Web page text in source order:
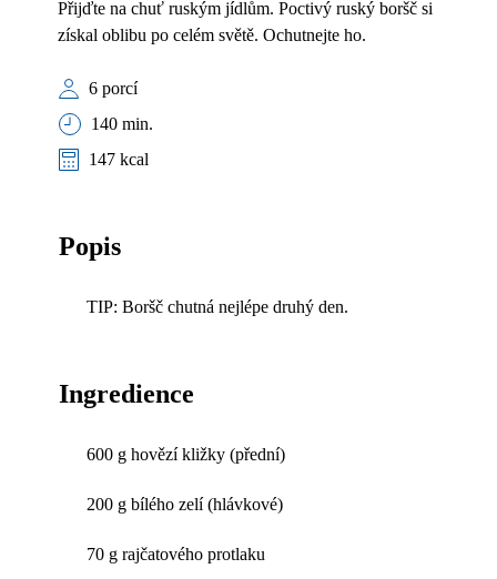
Přijďte na chuť ruským jídlům. Poctivý ruský boršč si
získal oblibu po celém světě. Ochutnejte ho.
6 porcí
140 min.
147 kcal
Popis
TIP: Boršč chutná nejlépe druhý den.
Ingredience
600 g hovězí kližky (přední)
200 g bílého zelí (hlávkové)
70 g rajčatového protlaku